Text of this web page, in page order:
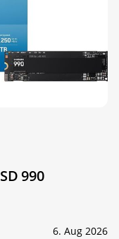
990
6. Aug 2026